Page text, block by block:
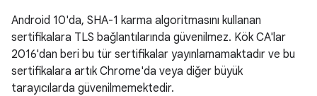
Android 10'da, SHA-1 karma algoritmasını kullanan
sertifikalara TLS bağlantılarında güvenilmez. Kök CA'lar
2016'dan beri bu tür sertifikalar yayınlamamaktadır ve bu
sertifikalara artık Chrome'da veya diğer büyük
tarayıcılarda güvenilmemektedir.